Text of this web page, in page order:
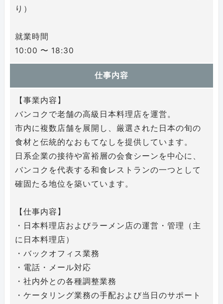
り）
就業時間
10:00 〜 18:30
仕事内容
【事業内容】
バンコクで老舗の高級日本料理店を運営。
市内に複数店舗を展開し、厳選された日本の旬の
食材と伝統的なおもてなしを提供しています。
日系企業の接待や富裕層の会食シーンを中心に、
バンコクを代表する和食レストランの一つとして
確固たる地位を築いています。
【仕事内容】
・日本料理店およびラーメン店の運営・管理（主
に日本料理店）
・バックオフィス業務
・電話・メール対応
・社内外との各種調整業務
・ケータリング業務の手配および当日のサポート